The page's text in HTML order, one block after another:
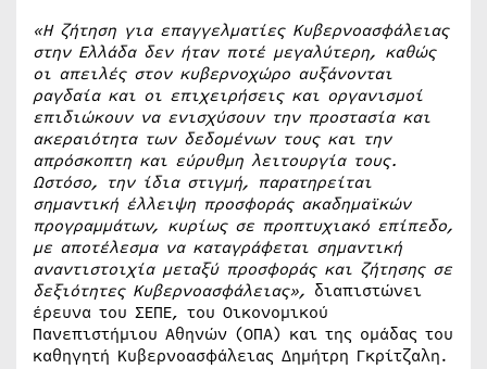
«Η ζήτηση για επαγγελματίες Κυβερνοασφάλειας
στην Ελλάδα δεν ήταν ποτέ μεγαλύτερη, καθώς
οι απειλές στον κυβερνοχώρο αυξάνονται
ραγδαία και οι επιχειρήσεις και οργανισμοί
επιδιώκουν να ενισχύσουν την προστασία και
ακεραιότητα των δεδομένων τους και την
απρόσκοπτη και εύρυθμη λειτουργία τους.
Ωστόσο, την ίδια στιγμή, παρατηρείται
σημαντική έλλειψη προσφοράς ακαδημαϊκών
προγραμμάτων, κυρίως σε προπτυχιακό επίπεδο,
με αποτέλεσμα να καταγράφεται σημαντική
αναντιστοιχία μεταξύ προσφοράς και ζήτησης σε
δεξιότητες Κυβερνοασφάλειας», διαπιστώνει
έρευνα του ΣΕΠΕ, του Οικονομικού
Πανεπιστήμιου Αθηνών (ΟΠΑ) και της ομάδας του
καθηγητή Κυβερνοασφάλειας Δημήτρη Γκρίτζαλη.